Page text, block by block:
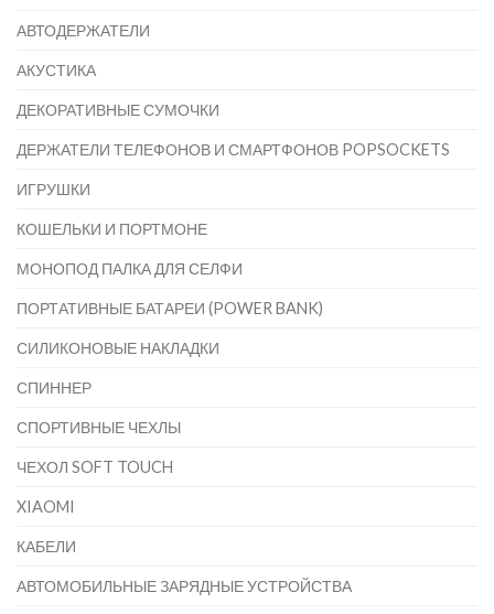
АВТОДЕРЖАТЕЛИ
АКУСТИКА
ДЕКОРАТИВНЫЕ СУМОЧКИ
ДЕРЖАТЕЛИ ТЕЛЕФОНОВ И СМАРТФОНОВ POPSOCKETS
ИГРУШКИ
КОШЕЛЬКИ И ПОРТМОНЕ
МОНОПОД ПАЛКА ДЛЯ СЕЛФИ
ПОРТАТИВНЫЕ БАТАРЕИ (POWER BANK)
СИЛИКОНОВЫЕ НАКЛАДКИ
СПИННЕР
СПОРТИВНЫЕ ЧЕХЛЫ
ЧЕХОЛ SOFT TOUCH
XIAOMI
КАБЕЛИ
АВТОМОБИЛЬНЫЕ ЗАРЯДНЫЕ УСТРОЙСТВА